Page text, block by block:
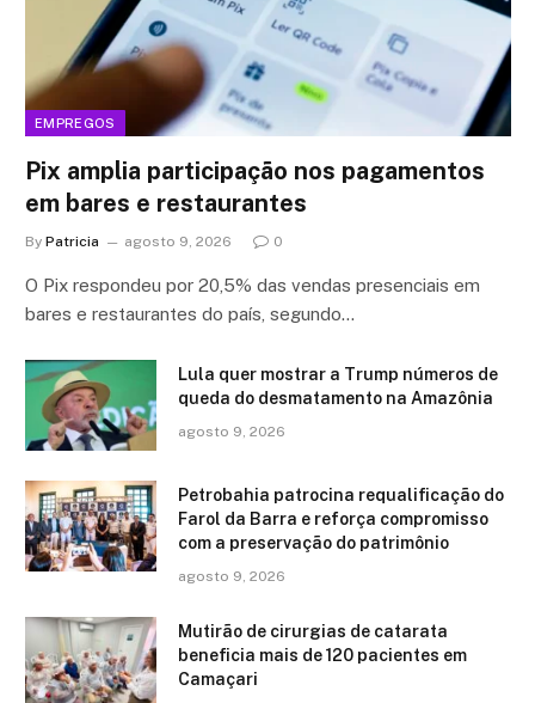
EMPREGOS
Pix amplia participação nos pagamentos
em bares e restaurantes
By Patricia agosto 9, 2026 0
O Pix respondeu por 20,5% das vendas presenciais em
bares e restaurantes do país, segundo…
Lula quer mostrar a Trump números de
queda do desmatamento na Amazônia
agosto 9, 2026
Petrobahia patrocina requalificação do
Farol da Barra e reforça compromisso
com a preservação do patrimônio
agosto 9, 2026
Mutirão de cirurgias de catarata
beneficia mais de 120 pacientes em
Camaçari